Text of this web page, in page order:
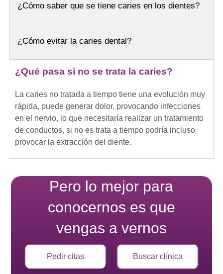
¿Cómo saber que se tiene caries en los dientes?
¿Cómo evitar la caries dental?
¿Qué pasa si no se trata la caries?
La caries no tratada a tiempo tiene una evolución muy
rápida, puede generar dolor, provocando infecciones
en el nervio, lo que necesitaría realizar un tratamiento
de conductos, si no es trata a tiempo podría incluso
provocar la extracción del diente.
Pero lo mejor para
conocernos es que
vengas a vernos
Pedir citas Buscar clínica